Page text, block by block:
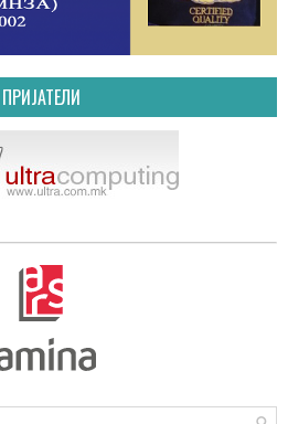
ПРИЈАТЕЛИ